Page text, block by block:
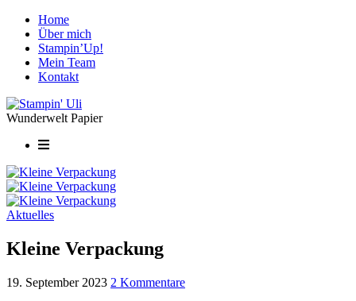
Home
Über mich
Stampin’Up!
Mein Team
Kontakt
Wunderwelt Papier
Aktuelles
Kleine Verpackung
19. September 2023 2 Kommentare